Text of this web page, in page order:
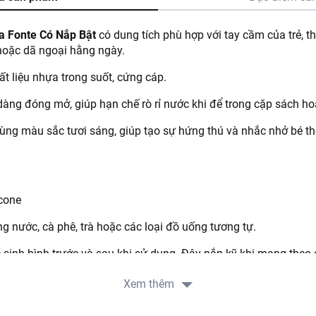
Fonte Có Nắp Bật có dung tích phù hợp với tay cầm của trẻ,
dã ngoại hằng ngày.
liệu nhựa trong suốt, cứng cáp.
đóng mở, giúp hạn chế rò rỉ nước khi để trong cặp sách
màu sắc tươi sáng, giúp tạo sự hứng thú và nhắc nhở bé
nước, cà phê, trà hoặc các loại đồ uống tương tự.
sinh bình trước và sau khi sử dụng. Đậy nắp kỹ khi mang theo
để đảm bảo độ bền sản phẩm.
Xem thêm